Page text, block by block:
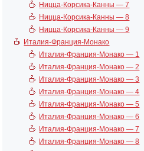
Ницца-Корсика-Канны — 7
Ницца-Корсика-Канны — 8
Ницца-Корсика-Канны — 9
Италия-Франция-Монако
Италия-Франция-Монако — 1
Италия-Франция-Монако — 2
Италия-Франция-Монако — 3
Италия-Франция-Монако — 4
Италия-Франция-Монако — 5
Италия-Франция-Монако — 6
Италия-Франция-Монако — 7
Италия-Франция-Монако — 8